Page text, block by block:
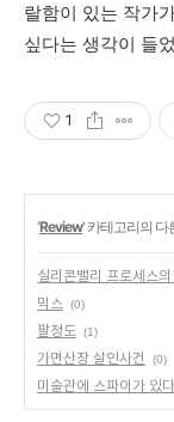
랄함이 있는 작가
싶다는 생각이 들
1
'Review' 카테고리의 다
실리콘밸리 프로세스의
믹스 (0)
팔정도 (1)
가면산장 살인사건 (0)
미술관에 스파이가 있다